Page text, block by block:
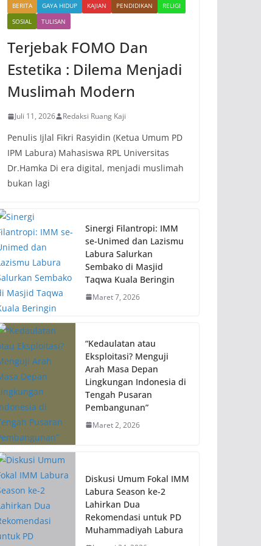
BERITA GAYA HIDUP KAJIAN PENDIDIKAN
RELIGI
SOSIAL
TULISAN
Terjebak FOMO Dan
Estetika : Dilema Menjadi
Muslimah Modern
Juli 11, 2026 Redaksi Ruang Kaji
Penulis Ijlal Fikri Rasyidin (Ketua Umum PD
IPM Labura) Mahasiswa RPL Universitas
Dr.Hamka Di era digital, menjadi muslimah
bukan lagi
Sinergi Filantropi: IMM
se-Unimed dan Lazismu
Labura Salurkan
Sembako di Masjid
Taqwa Kuala Beringin
Maret 7, 2026
“Kedaulatan atau
Eksploitasi? Menguji
Arah Masa Depan
Lingkungan Indonesia di
Tengah Pusaran
Pembangunan”
Maret 2, 2026
Diskusi Umum Fokal IMM
Labura Season ke-2
Lahirkan Dua
Rekomendasi untuk PD
Muhammadiyah Labura